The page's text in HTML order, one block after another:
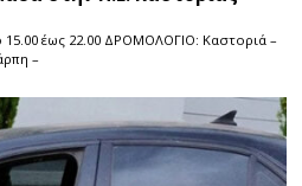
15.00 έως 22.00 ΔΡΟΜΟΛΟΓΙΟ: Καστοριά –
–